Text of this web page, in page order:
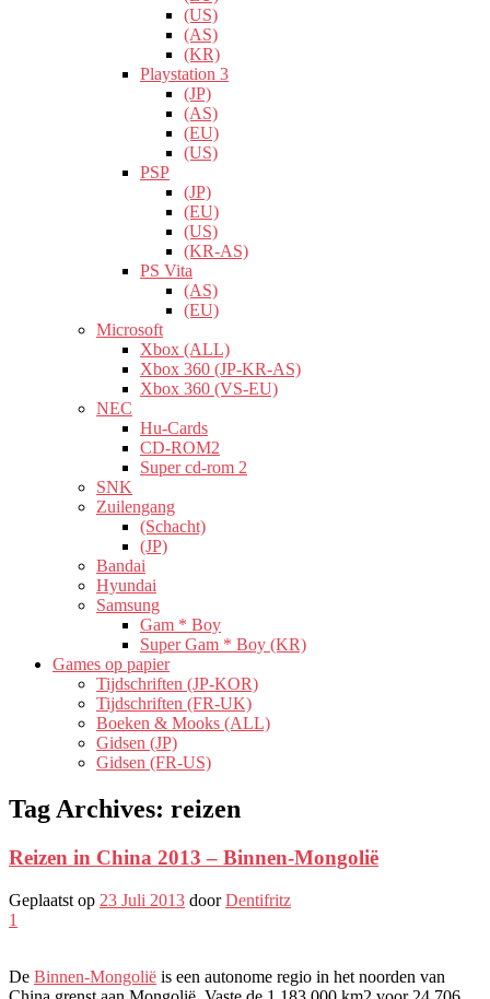
(US)
(AS)
(KR)
Playstation 3
(JP)
(AS)
(EU)
(US)
PSP
(JP)
(EU)
(US)
(KR-AS)
PS Vita
(AS)
(EU)
Microsoft
Xbox (ALL)
Xbox 360 (JP-KR-AS)
Xbox 360 (VS-EU)
NEC
Hu-Cards
CD-ROM2
Super cd-rom 2
SNK
Zuilengang
(Schacht)
(JP)
Bandai
Hyundai
Samsung
Gam * Boy
Super Gam * Boy (KR)
Games op papier
Tijdschriften (JP-KOR)
Tijdschriften (FR-UK)
Boeken & Mooks (ALL)
Gidsen (JP)
Gidsen (FR-US)
Tag Archives: reizen
Reizen in China 2013 – Binnen-Mongolië
Geplaatst op 23 Juli 2013 doorDentifritz
1
De Binnen-Mongolië is een autonome regio in het noorden van